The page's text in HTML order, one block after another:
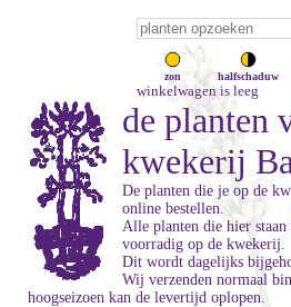
zon halfschaduw
winkelwagen is leeg
de planten
kwekerij
De planten die je op de
online bestellen.
Alle planten die hier
voorradig op de kwekerij.
Dit wordt dagelijks
Wij verzenden normaal
hoogseizoen kan de levertijd oplopen.